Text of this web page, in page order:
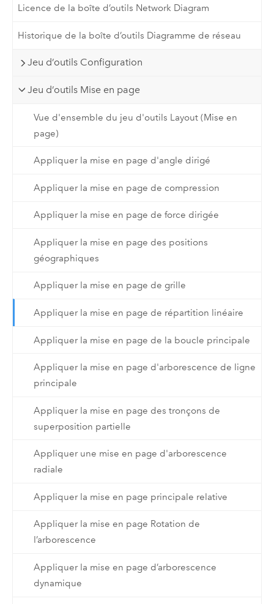
Licence de la boîte d’outils Network Diagram
Historique de la boîte d’outils Diagramme de réseau
Jeu d’outils Configuration
Jeu d’outils Mise en page
Vue d'ensemble du jeu d'outils Layout (Mise en
page)
Appliquer la mise en page d'angle dirigé
Appliquer la mise en page de compression
Appliquer la mise en page de force dirigée
Appliquer la mise en page des positions
géographiques
Appliquer la mise en page de grille
Appliquer la mise en page de répartition linéaire
Appliquer la mise en page de la boucle principale
Appliquer la mise en page d'arborescence de ligne
principale
Appliquer la mise en page des tronçons de
superposition partielle
Appliquer une mise en page d'arborescence
radiale
Appliquer la mise en page principale relative
Appliquer la mise en page Rotation de
l’arborescence
Appliquer la mise en page d’arborescence
dynamique